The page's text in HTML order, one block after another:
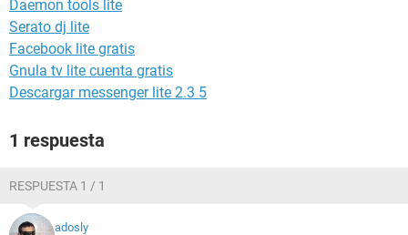
Daemon tools lite
Serato dj lite
Facebook lite gratis
Gnula tv lite cuenta gratis
Descargar messenger lite 2.3 5
1 respuesta
RESPUESTA 1 / 1
adosly